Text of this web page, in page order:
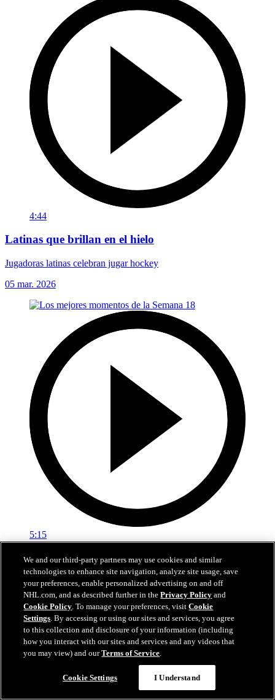
4:44
Latinas que brillan en el hielo
Jugadoras latinas celebran jugar hockey
05 mar. 2026
5:15
Los mejores momentos de la Semana 18
En español: lo más destacado de la Semana 18
02 mar. 2026
We and our third-party partners may use cookies and similar
technologies to enhance site navigation, analyze site usage, save
your preferences, enable personalized advertising on and off
NHL.com, and as described further in thePrivacy Policy and
Cookie Policy. To manage your preferences, visitCookie
Settings. By accessing or using our sites and services, you agree
to this collection and disclosure of your information (including
how you interact with our sites and services and any videos that
you may view) and ourTerms of Service.
Cookie Settings I Understand